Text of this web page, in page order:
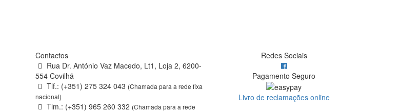
Contactos
Rua Dr. António Vaz Macedo, Lt1, Loja 2, 6200-
554 Covilhã
Tlf.: (+351) 275 324 043 (Chamada para a rede fixa
nacional)
Tlm.: (+351) 965 260 332 (Chamada para a rede
Redes Sociais
Pagamento Seguro
Livro de reclamações online